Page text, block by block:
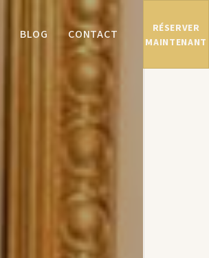
BLOG CONTACT
RÉSERVER
MAINTENANT